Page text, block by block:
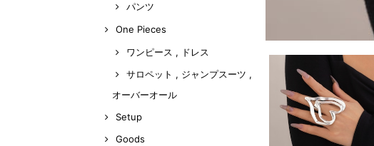
パンツ
One Pieces
ワンピース , ドレス
サロペット , ジャンプスーツ ,
オーバーオール
Setup
Goods